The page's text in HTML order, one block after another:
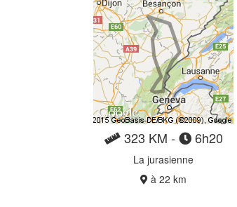
323 KM - 6h20
La jurasienne
à 22 km